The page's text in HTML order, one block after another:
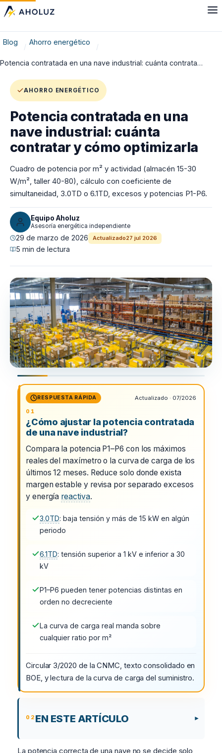
Blog Ahorro energético
Potencia contratada en una nave industrial: cuánta contrata…
AHORRO ENERGÉTICO
Potencia contratada en una
nave industrial: cuánta
contratar y cómo optimizarla
Cuadro de potencia por m² y actividad (almacén 15-30
W/m², taller 40-80), cálculo con coeficiente de
simultaneidad, 3.0TD o 6.1TD, excesos y potencias P1-P6.
Equipo Aholuz
Asesoría energética independiente
29 de marzo de 2026 Actualizado27 jul 2026
5 min de lectura
RESPUESTA RÁPIDA Actualizado · 07/2026
¿Cómo ajustar la potencia contratada
de una nave industrial?
Compara la potencia P1–P6 con los máximos
reales del maxímetro o la curva de carga de los
últimos 12 meses. Reduce solo donde exista
margen estable y revisa por separado excesos
y energía reactiva.
3.0TD: baja tensión y más de 15 kW en algún
periodo
6.1TD: tensión superior a 1 kV e inferior a 30
kV
P1–P6 pueden tener potencias distintas en
orden no decreciente
La curva de carga real manda sobre
cualquier ratio por m²
Circular 3/2020 de la CNMC, texto consolidado en
BOE, y lectura de la curva de carga del suministro.
EN ESTE ARTÍCULO
La potencia correcta de una nave no se decide solo